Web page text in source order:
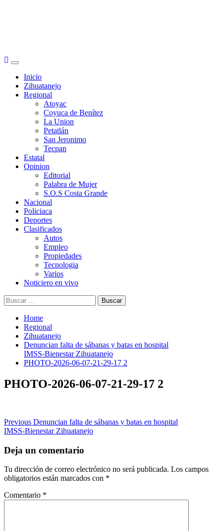
Primary
MenuInicio
Zihuatanejo
Regional
Atoyac
Coyuca de Benítez
La Union
Petatlán
San Jeronimo
Tecpan
Estatal
Opinion
Editorial
Palabra de Mujer
S.O.S Costa Grande
Nacional
Policiaca
Deportes
Clasificados
Autos
Empleo
Propiedades
Tecnologia
Varios
Noticiero en vivo
Buscar:
Home
Regional
Zihuatanejo
Denuncian falta de sábanas y batas en hospital
IMSS‑Bienestar Zihuatanejo
PHOTO-2026-06-07-21-29-17 2
PHOTO-2026-06-07-21-29-17 2
Post
navigation
Previous Denuncian falta de sábanas y batas en hospital
IMSS‑Bienestar Zihuatanejo
Deja un comentario
Tu dirección de correo electrónico no será publicada. Los campos
obligatorios están marcados con *
Comentario *